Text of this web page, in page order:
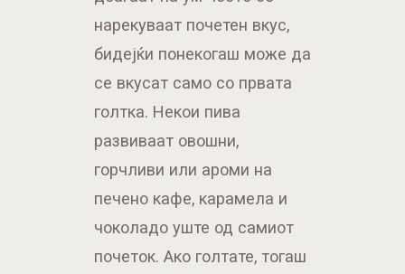
нарекуваат почетен вкус,
бидејќи понекогаш може да
се вкусат само со првата
голтка. Некои пива
развиваат овошни,
горчливи или ароми на
печено кафе, карамела и
чоколадо уште од самиот
почеток. Ако голтате, тогаш